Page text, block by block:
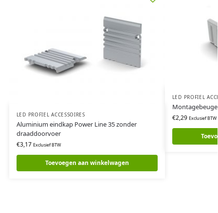
LED PROFIEL ACCESSOIRES
Aluminium eindkap Power Line 35 zonder
draaddoorvoer
€3,17 Exclusief BTW
Toevoegen aan winkelwagen
LED PROFIEL
€2,29 Exclusief BTW